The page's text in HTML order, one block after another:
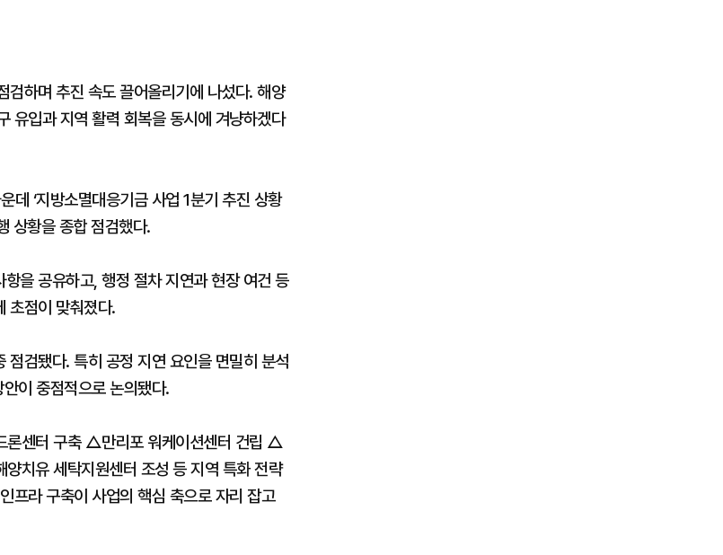
하며 추진 속도 끌어올리기에 나섰다. 해양
유입과 지역 활력 회복을 동시에 겨냥하겠다
‘지방소멸대응기금 사업 1분기 추진 상황
상황을 종합 점검했다.
을 공유하고, 행정 절차 지연과 현장 여건 등
초점이 맞춰졌다.
검됐다. 특히 공정 지연 요인을 면밀히 분석
이 중점적으로 논의됐다.
센터 구축 △만리포 워케이션센터 건립 △
치유 세탁지원센터 조성 등 지역 특화 전략
프라 구축이 사업의 핵심 축으로 자리 잡고